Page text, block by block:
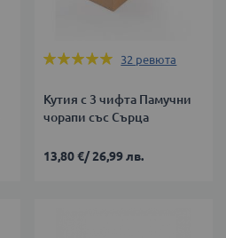
Оценка:
32 ревюта
Кутия с 3 чифта Памучни
чорапи със Сърца
13,80 €/26,99 лв.